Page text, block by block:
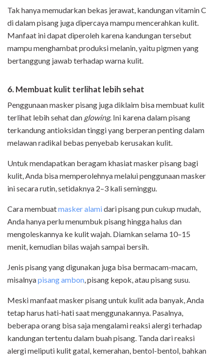
Tak hanya memudarkan bekas jerawat, kandungan vitamin C
di dalam pisang juga dipercaya mampu mencerahkan kulit.
Manfaat ini dapat diperoleh karena kandungan tersebut
mampu menghambat produksi melanin, yaitu pigmen yang
bertanggung jawab terhadap warna kulit.
6. Membuat kulit terlihat lebih sehat
Penggunaan masker pisang juga diklaim bisa membuat kulit
terlihat lebih sehat dan glowing. Ini karena dalam pisang
terkandung antioksidan tinggi yang berperan penting dalam
melawan radikal bebas penyebab kerusakan kulit.
Untuk mendapatkan beragam khasiat masker pisang bagi
kulit, Anda bisa memperolehnya melalui penggunaan masker
ini secara rutin, setidaknya 2–3 kali seminggu.
Cara membuatmasker alamidari pisang pun cukup mudah,
Anda hanya perlu menumbuk pisang hingga halus dan
mengoleskannya ke kulit wajah. Diamkan selama 10–15
menit, kemudian bilas wajah sampai bersih.
Jenis pisang yang digunakan juga bisa bermacam-macam,
misalnyapisang ambon, pisang kepok, atau pisang susu.
Meski manfaat masker pisang untuk kulit ada banyak, Anda
tetap harus hati-hati saat menggunakannya. Pasalnya,
beberapa orang bisa saja mengalami reaksi alergi terhadap
kandungan tertentu dalam buah pisang. Tanda dari reaksi
alergi meliputi kulit gatal, kemerahan, bentol-bentol, bahkan